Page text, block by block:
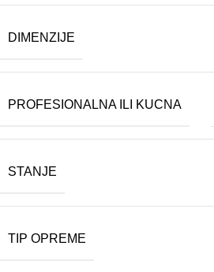
DIMENZIJE
PROFESIONALNA ILI KUCNA
STANJE
TIP OPREME